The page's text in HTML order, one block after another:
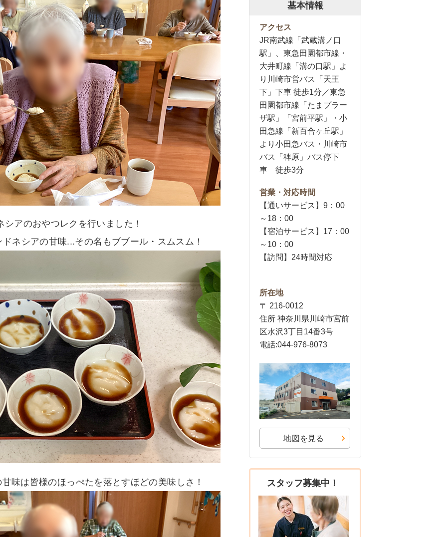
シアのおやつレクを行いました！
ネシアの甘味...その名もブブール・スムスム！
味は皆様のほっぺたを落とすほどの美味しさ！
基本情報
アクセス
JR南武線「武蔵溝ノ口
駅」、東急田園都市線・
大井町線「溝の口駅」よ
り川崎市営バス「天王
下」下車 徒歩1分／東急
田園都市線「たまプラー
ザ駅」「宮前平駅」・小
田急線「新百合ヶ丘駅」
より小田急バス・川崎市
バス「稗原」バス停下
車 徒歩3分
営業・対応時間
【通いサービス】9：00
～18：00
【宿泊サービス】17：00
～10：00
【訪問】24時間対応
所在地
〒 216-0012
住所 神奈川県川崎市宮前
区水沢3丁目14番3号
電話:044-976-8073
地図を見る
スタッフ募集中！